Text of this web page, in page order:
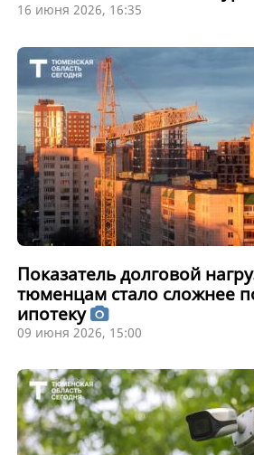
16 июня 2026, 16:35
Показатель долговой
тюменцам стало сложнее
ипотеку
09 июня 2026, 15:00